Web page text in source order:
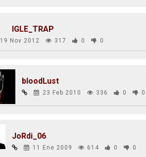
IGLE_TRAP
19 Nov 2012 317 0 0
bloodLust
23 Feb 2010 336 0 0
JoRdi_06
11 Ene 2009 614 0 0